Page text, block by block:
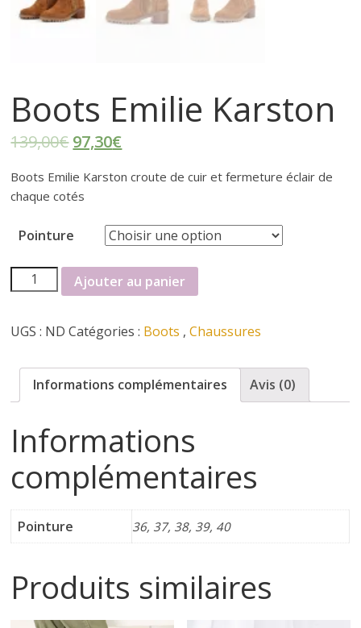
e
r
f
é
m
i
n
i
n
e
t
c
Boots Emilie Karston
139,00€ 97,30€
Boots Emilie Karston croute de cuir et fermeture éclair de
chaque cotés
Pointure
quantité
de
Emilie
Ajouter au panier
UGS : ND Catégories : Boots ,Chaussures
Informations complémentaires Avis (0)
Informations
complémentaires
Pointure 36, 37, 38, 39, 40
Produits similaires